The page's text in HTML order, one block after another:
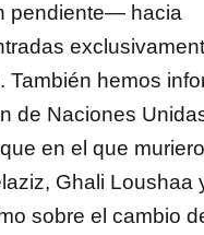
pendiente— hacia
También hemos
de Naciones
en el que
Ghali Loushaa
sobre el cambio